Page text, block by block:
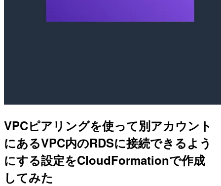
VPCピアリングを使って別アカウント
にあるVPC内のRDSに接続できるよう
にする設定をCloudFormationで作成
してみた